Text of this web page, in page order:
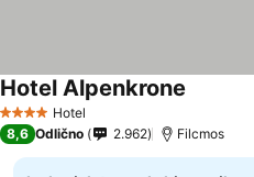
4 ZvezdiceHotel
Hotel Alpenkrone
8,6 Odlično 2.962 Filcmos